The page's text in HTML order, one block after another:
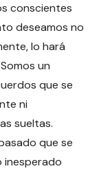
conscientes
deseamos no
lo hará
un
que se
ni
sueltas.
que se
inesperado